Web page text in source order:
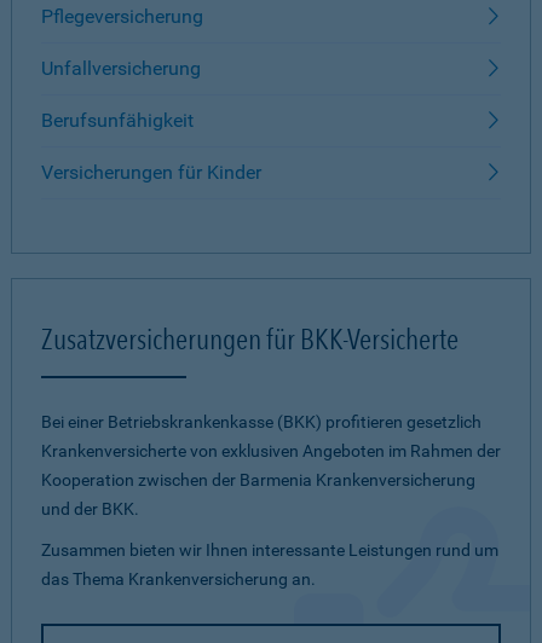
Pflegeversicherung
Unfallversicherung
Berufsunfähigkeit
Versicherungen für Kinder
Zusatzversicherungen für BKK-Versicherte
Bei einer Betriebskrankenkasse (BKK) profitieren gesetzlich
Krankenversicherte von exklusiven Angeboten im Rahmen der
Kooperation zwischen der Barmenia Krankenversicherung
und der BKK.
Zusammen bieten wir Ihnen interessante Leistungen rund um
das Thema Krankenversicherung an.